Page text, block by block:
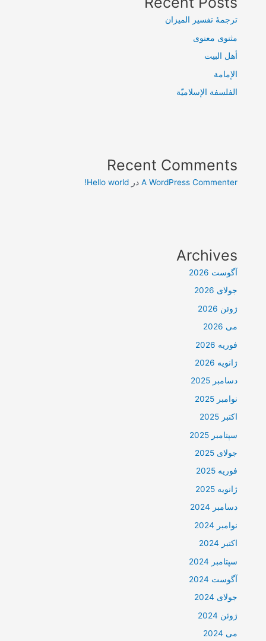
ترجمۀ تفسیر المیزان
مثنوی معنوی
أهل البيت
الإمامة
الفلسفة الإسلاميّة
Recent Comments
A WordPress Commenter درHello world!
Archives
آگوست 2026
جولای 2026
ژوئن 2026
می 2026
فوریه 2026
ژانویه 2026
دسامبر 2025
نوامبر 2025
اکتبر 2025
سپتامبر 2025
جولای 2025
فوریه 2025
ژانویه 2025
دسامبر 2024
نوامبر 2024
اکتبر 2024
سپتامبر 2024
آگوست 2024
جولای 2024
ژوئن 2024
می 2024